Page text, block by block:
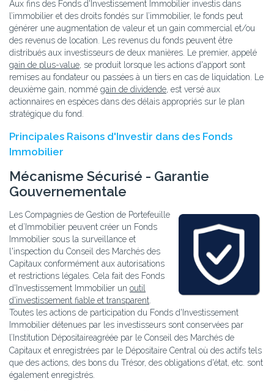
Aux fins des Fonds d'Investissement Immobilier investis dans
l’immobilier et des droits fondés sur l’immobilier, le fonds peut
générer une augmentation de valeur et un gain commercial et/ou
des revenus de location. Les revenus du fonds peuvent être
distribués aux investisseurs de deux manières. Le premier, appelé
gain de plus-value, se produit lorsque les actions d'apport sont
remises au fondateur ou passées à un tiers en cas de liquidation. Le
deuxième gain, nommé gain de dividende, est versé aux
actionnaires en espèces dans des délais appropriés sur le plan
stratégique du fond.
Principales Raisons d'Investir dans des Fonds
Immobilier
Mécanisme Sécurisé - Garantie
Gouvernementale
Les Compagnies de Gestion de Portefeuille
et d’Immobilier peuvent créer un Fonds
Immobilier sous la surveillance et
l'inspection du Conseil des Marchés des
Capitaux conformément aux autorisations
et restrictions légales. Cela fait des Fonds
d'Investissement Immobilier un outil
d'investissement fiable et transparent
Toutes les actions de participation du Fonds d'Investissement
Immobilier détenues par les investisseurs sont conservées par
l’Institution Dépositaireagréée par le Conseil des Marchés de
Capitaux et enregistrées par le Dépositaire Central où des actifs tels
que des actions, des bons du Trésor, des obligations d'état, etc. sont
également enregistrés.